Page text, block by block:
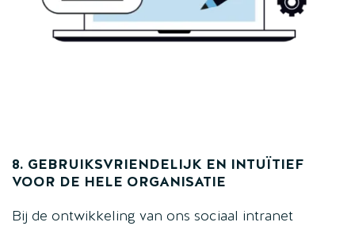
8. GEBRUIKSVRIENDELIJK EN INTUÏTIEF
VOOR DE HELE ORGANISATIE
Bij de ontwikkeling van ons sociaal intranet